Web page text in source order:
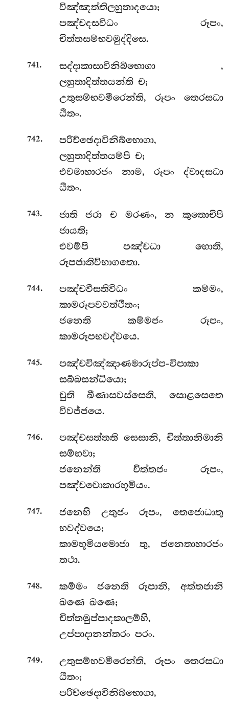
විඤ්ඤත්තිලහුතාදයො;
පඤ්චදසවිධං රූපං,
චිත්තසම්භවමුද්දිසෙ.
741. සද්දාකාසාවිනිබ්භොගා ,
ලහුතාදිත්තයන්ති ච;
උතුසම්භවමීරෙන්ති, රූපං තෙරසධා
ඨිතං.
742.
පරිච්ඡෙදාවිනිබ්භොගා,
ලහුතාදිත්තයම්පි ච;
එවමාහාරජං නාම, රූපං ද්වාදසධා
ඨිතං.
743.
ජාති ජරා ච මරණං, න කුතොචිපි
ජායති;
එවම්පි පඤ්චධා හොති,
රූපජාතිවිභාගතො.
744.
පඤ්චවීසතිවිධං කම්මං,
කාමරූපවවත්ථිතං;
ජනෙති කම්මජං රූපං,
කාමරූපභවද්වයෙ.
745.
පඤ්චවිඤ්ඤාණමාරුප්ප-විපාකා
සබ්බසන්ධියො;
චුති ඛීණාසවස්සෙති, සොළසෙතෙ
විවජ්ජයෙ.
746. පඤ්චසත්තති සෙසානි, චිත්තානිමානි
සම්භවා;
ජනෙන්ති චිත්තජං රූපං,
පඤ්චවොකාරභූමියං.
747.
ජනෙභි උතුජං රූපං, තෙජොධාතු
භවද්වයෙ;
කාමභූමියමොජා තු, ජනෙතාහාරජං
තථා.
748.
කම්මං ජනෙති රූපානි, අත්තජානි
ඛණෙ ඛණෙ;
චිත්තමුප්පාදකාලම්හි,
උප්පාදානන්තරං පරං.
749.
උතුසම්භවමීරෙන්ති, රූපං තෙරසධා
ඨිතං;
පරිච්ඡෙදාවිනිබ්භොගා,